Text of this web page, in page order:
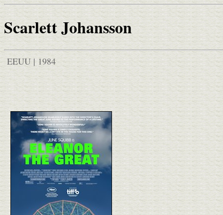
Scarlett Johansson
EEUU | 1984